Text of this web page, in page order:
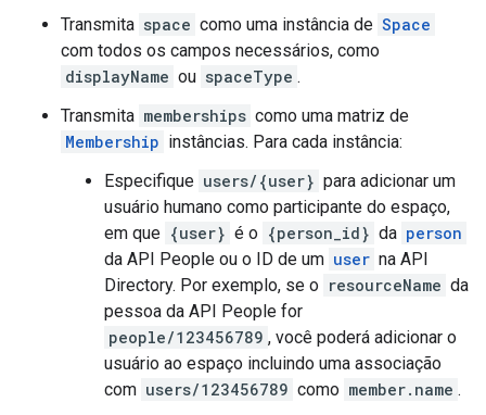
Transmita space como uma instância de Space
com todos os campos necessários, como
displayName ou spaceType .
Transmita memberships como uma matriz de
Membership instâncias. Para cada instância:
Especifique users/{user} para adicionar um
usuário humano como participante do espaço,
em que {user} é o {person_id} da person
da API People ou o ID de um user na API
Directory. Por exemplo, se o resourceName da
pessoa da API People for
people/123456789 , você poderá adicionar o
usuário ao espaço incluindo uma associação
com users/123456789 como member.name .